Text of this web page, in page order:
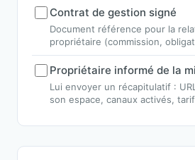
Contrat de gestion signé
Document référence pour la
propriétaire (commission,
Propriétaire informé de la
Lui envoyer un récapitulatif :
son espace, canaux activés,